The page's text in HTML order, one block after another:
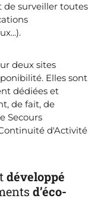
de surveiller toutes
deux sites
Elles sont
dédiées et
de fait, de
Secours
d'Activité
développé
d’éco-